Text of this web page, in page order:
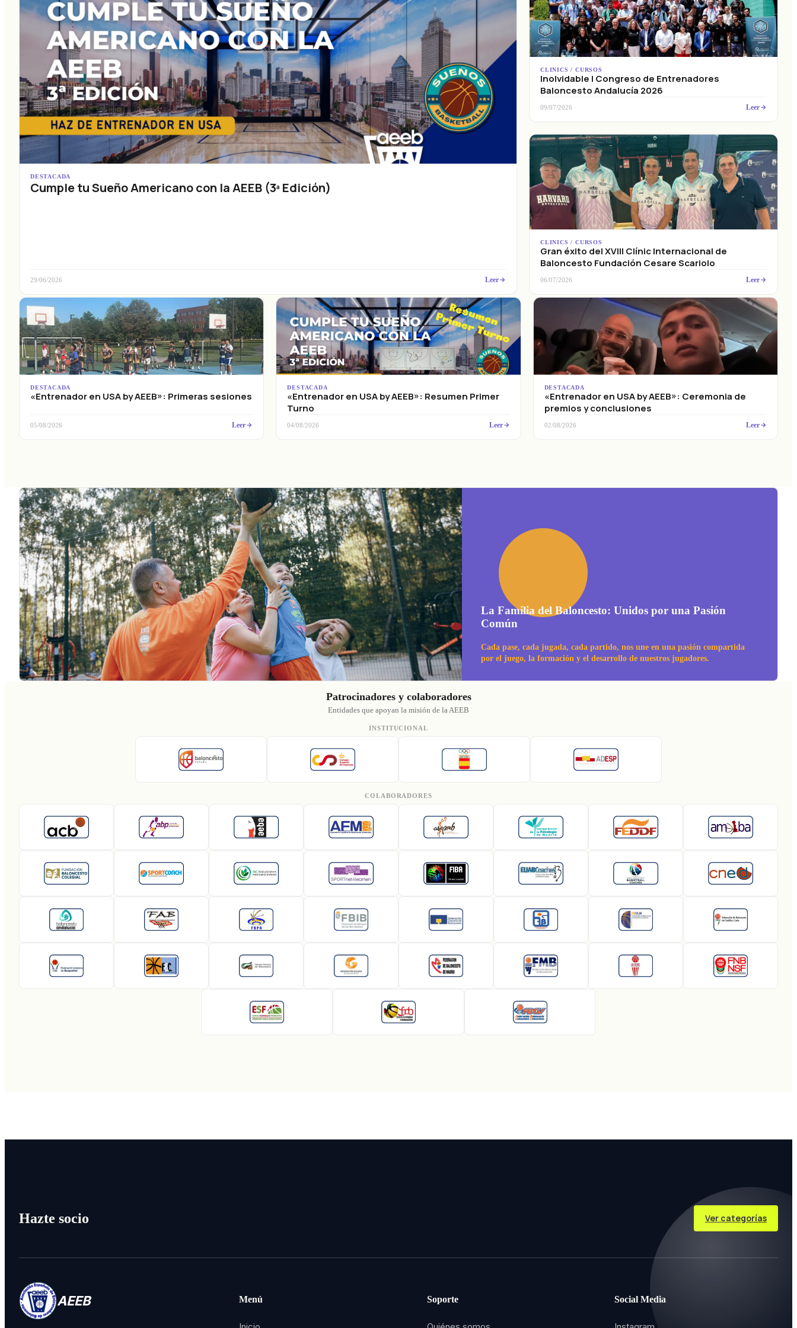
DESTACADA
Cumple tu Sueño Americano con la AEEB (3ª Edición)
29/06/2026 Leer
CLINICS / CURSOS
Inolvidable I Congreso de Entrenadores
Baloncesto Andalucía 2026
09/07/2026 Leer
CLINICS / CURSOS
Gran éxito del XVIII Clínic Internacional de
Baloncesto Fundación Cesare Scariolo
06/07/2026 Leer
DESTACADA
«Entrenador en USA by AEEB»: Primeras sesiones
05/08/2026 Leer
DESTACADA
«Entrenador en USA by AEEB»: Resumen Primer
Turno
04/08/2026 Leer
DESTACADA
«Entrenador en USA by AEEB»: Ceremonia de
premios y conclusiones
02/08/2026 Leer
La Familia del Baloncesto: Unidos por una Pasión
Común
Cada pase, cada jugada, cada partido, nos une en una pasión compartida
por el juego, la formación y el desarrollo de nuestros jugadores.
Patrocinadores y colaboradores
Entidades que apoyan la misión de la AEEB
INSTITUCIONAL
COLABORADORES
Hazte socio Ver categorías
AEEB Menú Soporte Social Media